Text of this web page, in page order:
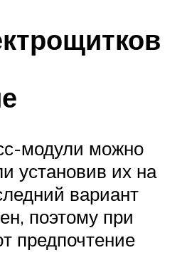
модули можно
установив их на
вариант
поэтому при
предпочтение